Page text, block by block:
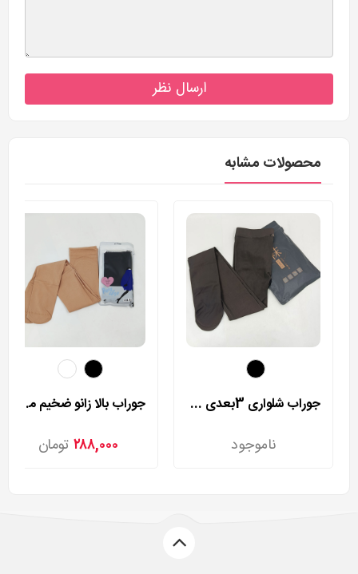
ارسال نظر
محصولات مشابه
جوراب شلواری 3بعدی چهار فصل وارداتی مدل 553
ناموجود
جوراب بالا زانو ضخیم مدل 7165
۲۸۸,۰۰۰ تومان